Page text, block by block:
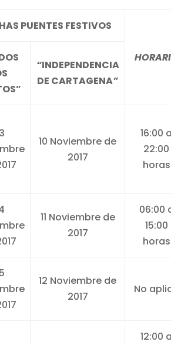
PUENTES FESTIVOS
“INDEPENDENCIA
DE CARTAGENA”
10 Noviembre de
2017
16:00
22:00
horas
11 Noviembre de
2017
06:00
15:00
horas
12 Noviembre de
2017
No
12:00